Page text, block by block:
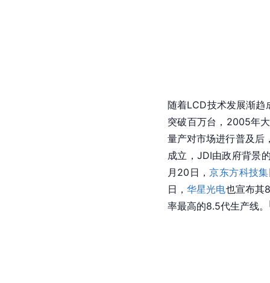
随着LCD技术发展渐趋
突破百万台，2005年
量产对市场进行普及后
成立，JDI由政府背景
月20日，京东方科技
日，华星光电也宣布其
率最高的8.5代生产线。